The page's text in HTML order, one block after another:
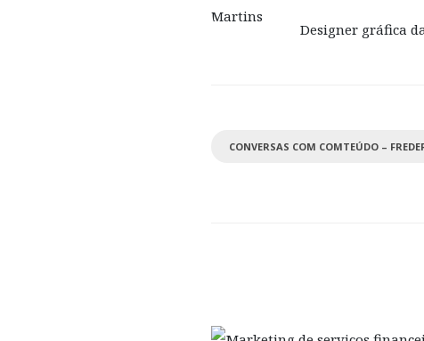
Designer gráfica
CONVERSAS COM COMTEÚDO –